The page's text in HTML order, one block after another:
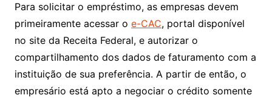
Para solicitar o empréstimo, as empresas devem
primeiramente acessar o e-CAC, portal disponível
no site da Receita Federal, e autorizar o
compartilhamento dos dados de faturamento com a
instituição de sua preferência. A partir de então, o
empresário está apto a negociar o crédito somente